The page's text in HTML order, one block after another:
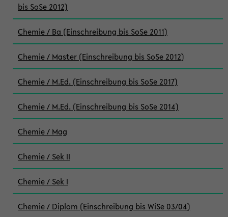
bis SoSe 2012)
Chemie / Ba (Einschreibung bis SoSe 2011)
Chemie / Master (Einschreibung bis SoSe 2012)
Chemie / M.Ed. (Einschreibung bis SoSe 2017)
Chemie / M.Ed. (Einschreibung bis SoSe 2014)
Chemie / Mag
Chemie / Sek II
Chemie / Sek I
Chemie / Diplom (Einschreibung bis WiSe 03/04)